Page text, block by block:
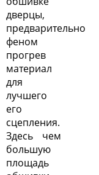
дверцы,
предварительно
феном
прогрев
материал
для
лучшего
его
сцепления.
Здесь чем
большую
площадь